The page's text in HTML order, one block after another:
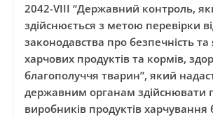
2042-VIII “Державний контроль,
здійснюється з метою перевірки
законодавства про безпечність та
харчових продуктів та кормів,
благополуччя тварин”, який
державним органам здійснювати
виробників продуктів харчування